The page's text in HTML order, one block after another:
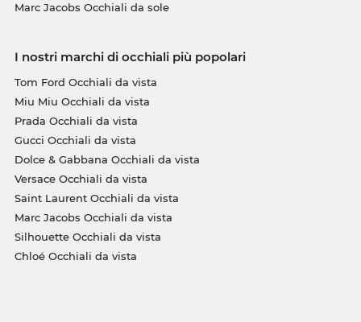
Marc Jacobs Occhiali da sole
I nostri marchi di occhiali più popolari
Tom Ford Occhiali da vista
Miu Miu Occhiali da vista
Prada Occhiali da vista
Gucci Occhiali da vista
Dolce & Gabbana Occhiali da vista
Versace Occhiali da vista
Saint Laurent Occhiali da vista
Marc Jacobs Occhiali da vista
Silhouette Occhiali da vista
Chloé Occhiali da vista